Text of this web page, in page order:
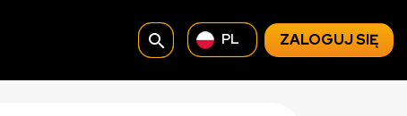
search PL ZALOGUJ SIĘ